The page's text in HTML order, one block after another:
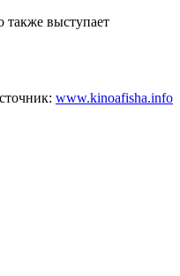
выступает
www.kinoafisha.info